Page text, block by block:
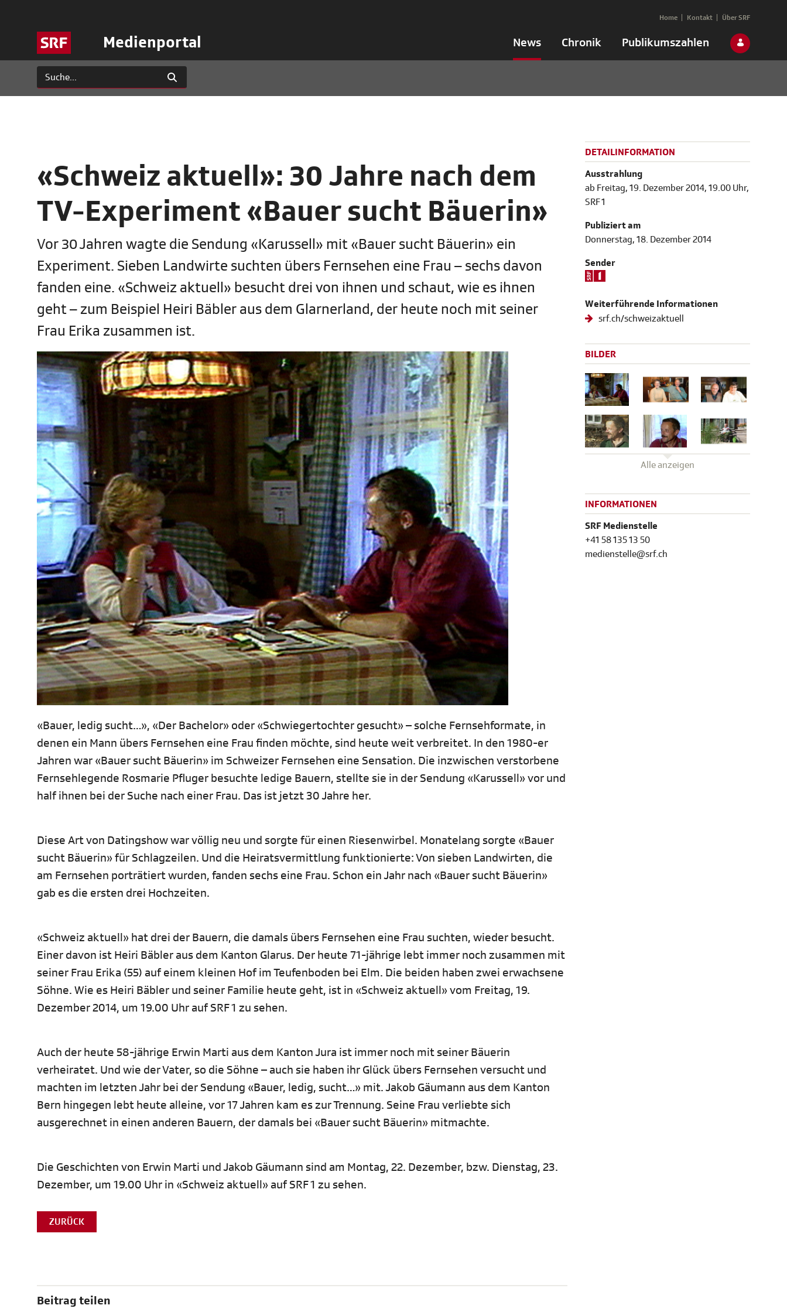
Medienportal News Chronik Publikumszahlen
Home Kontakt Über SRF
«Schweiz aktuell»: 30 Jahre nach dem
TV-Experiment «Bauer sucht Bäuerin»
Vor 30 Jahren wagte die Sendung «Karussell» mit «Bauer sucht Bäuerin» ein
Experiment. Sieben Landwirte suchten übers Fernsehen eine Frau – sechs davon
fanden eine. «Schweiz aktuell» besucht drei von ihnen und schaut, wie es ihnen
geht – zum Beispiel Heiri Bäbler aus dem Glarnerland, der heute noch mit seiner
Frau Erika zusammen ist.
«Bauer, ledig sucht…», «Der Bachelor» oder «Schwiegertochter gesucht» – solche Fernsehformate, in
denen ein Mann übers Fernsehen eine Frau finden möchte, sind heute weit verbreitet. In den 1980-er
Jahren war «Bauer sucht Bäuerin» im Schweizer Fernsehen eine Sensation. Die inzwischen verstorbene
Fernsehlegende Rosmarie Pfluger besuchte ledige Bauern, stellte sie in der Sendung «Karussell» vor und
half ihnen bei der Suche nach einer Frau. Das ist jetzt 30 Jahre her.
Diese Art von Datingshow war völlig neu und sorgte für einen Riesenwirbel. Monatelang sorgte «Bauer
sucht Bäuerin» für Schlagzeilen. Und die Heiratsvermittlung funktionierte: Von sieben Landwirten, die
am Fernsehen porträtiert wurden, fanden sechs eine Frau. Schon ein Jahr nach «Bauer sucht Bäuerin»
gab es die ersten drei Hochzeiten.
«Schweiz aktuell» hat drei der Bauern, die damals übers Fernsehen eine Frau suchten, wieder besucht.
Einer davon ist Heiri Bäbler aus dem Kanton Glarus. Der heute 71-jährige lebt immer noch zusammen mit
seiner Frau Erika (55) auf einem kleinen Hof im Teufenboden bei Elm. Die beiden haben zwei erwachsene
Söhne. Wie es Heiri Bäbler und seiner Familie heute geht, ist in «Schweiz aktuell» vom Freitag, 19.
Dezember 2014, um 19.00 Uhr auf SRF 1 zu sehen.
Auch der heute 58-jährige Erwin Marti aus dem Kanton Jura ist immer noch mit seiner Bäuerin
verheiratet. Und wie der Vater, so die Söhne – auch sie haben ihr Glück übers Fernsehen versucht und
machten im letzten Jahr bei der Sendung «Bauer, ledig, sucht…» mit. Jakob Gäumann aus dem Kanton
Bern hingegen lebt heute alleine, vor 17 Jahren kam es zur Trennung. Seine Frau verliebte sich
ausgerechnet in einen anderen Bauern, der damals bei «Bauer sucht Bäuerin» mitmachte.
Die Geschichten von Erwin Marti und Jakob Gäumann sind am Montag, 22. Dezember, bzw. Dienstag, 23.
Dezember, um 19.00 Uhr in «Schweiz aktuell» auf SRF 1 zu sehen.
ZURÜCK
Beitrag teilen
DETAILINFORMATION
Ausstrahlung
ab Freitag, 19. Dezember 2014, 19.00 Uhr,
SRF 1
Publiziert am
Donnerstag, 18. Dezember 2014
Sender
Weiterführende Informationen
srf.ch/schweizaktuell
BILDER
Alle anzeigen
INFORMATIONEN
SRF Medienstelle
+41 58 135 13 50
medienstelle@srf.ch